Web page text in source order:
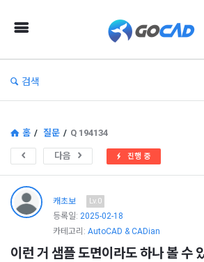
캐
(CAD)
정
보
중
심
검색
홈 / 질문 / Q 194134
다음 진행 중
캐초보 Lv.0
등록일: 2025-02-18
카테고리: AutoCAD & CADian
이런 거 샘플 도면이라도 하나 볼 수